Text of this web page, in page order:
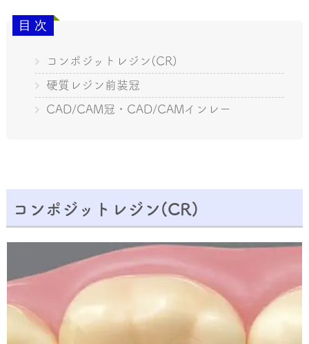
コンポジットレジン(CR)
硬質レジン前装冠
CAD/CAM冠・CAD/CAMインレー
コンポジットレジン(CR)